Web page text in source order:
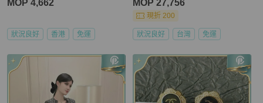
MOP 4,662
狀況良好 香港 免運
MOP 27,756
現折 200
狀況良好 台灣 免運